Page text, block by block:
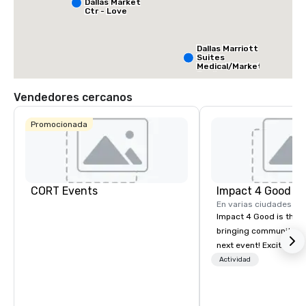
Dallas Market
Ctr - Love
Dallas Marriott
Suites
Medical/Market
Vendedores cercanos
Promocionada
CORT Events Impact 4 Good
En varias ciudades
Impact 4 Good is the
bringing community
next event! Exciting
team building
Actividad